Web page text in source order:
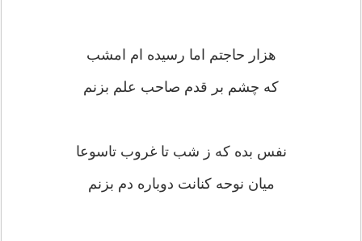
هزار حاجتم اما رسیده ام امشب
که چشم بر قدم صاحب علم بزنم
نفس بده که ز شب تا غروب تاسوعا
میان نوحه کنانت دوباره دم بزنم